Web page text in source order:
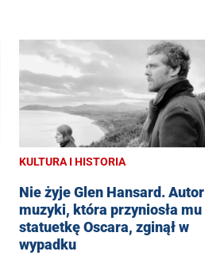
KULTURA I HISTORIA
Nie żyje Glen Hansard. Autor
muzyki, która przyniosła mu
statuetkę Oscara, zginął w
wypadku